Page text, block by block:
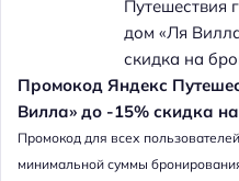
Промокод Яндекс
Вилла» до -15% скидка
Промокод для всех
минимальной суммы